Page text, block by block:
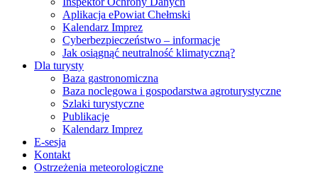
Aplikacja ePowiat Chełmski
Kalendarz Imprez
Cyberbezpieczeństwo – informacje
Jak osiągnąć neutralność klimatyczną?
Dla turysty
Baza gastronomiczna
Baza noclegowa i gospodarstwa agroturystyczne
Szlaki turystyczne
Publikacje
Kalendarz Imprez
E-sesja
Kontakt
Ostrzeżenia meteorologiczne